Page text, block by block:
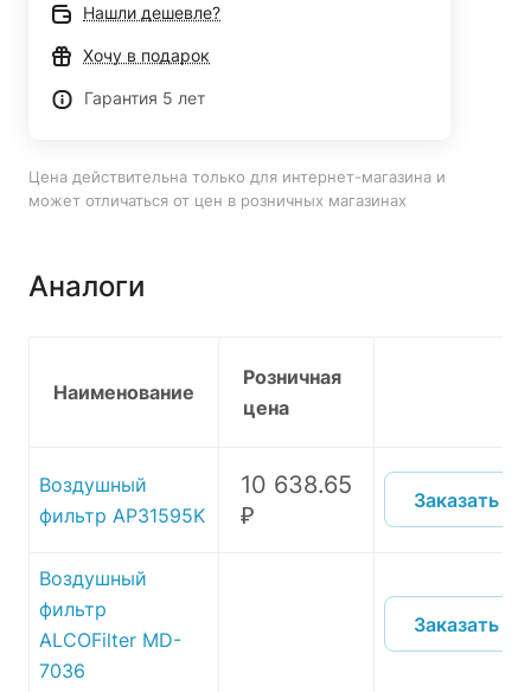
Нашли дешевле?
Хочу в подарок
Гарантия 5 лет
Цена действительна только для интернет-магазина и
может отличаться от цен в розничных магазинах
Аналоги
Наименование
Розничная
цена
Воздушный
фильтр AP31595K
10 638.65
₽
Заказать
Воздушный
фильтр
ALCOFilter MD-
7036
Заказать